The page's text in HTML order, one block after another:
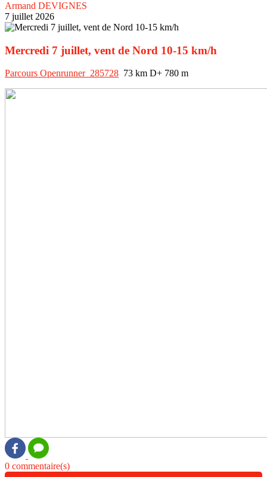
Armand DEVIGNES
7 juillet 2026
Mercredi 7 juillet, vent de Nord 10-15 km/h
Parcours Openrunner 285728 73 km D+ 780 m
0 commentaire(s)